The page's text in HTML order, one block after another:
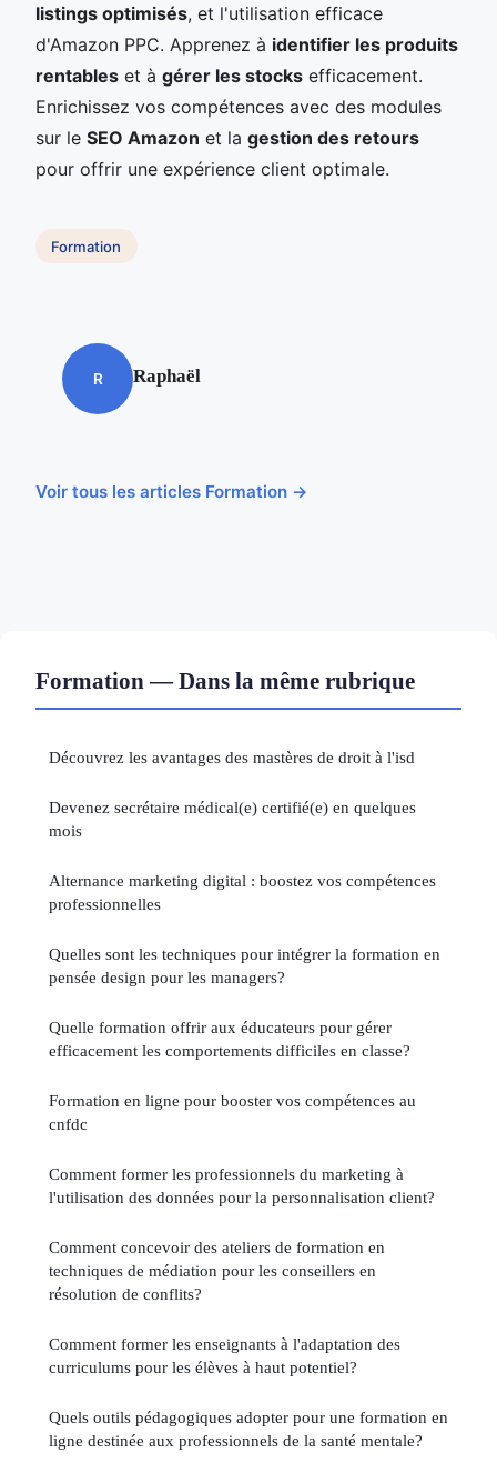
listings optimisés, et l'utilisation efficace
d'Amazon PPC. Apprenez à identifier les produits
rentables et à gérer les stocks efficacement.
Enrichissez vos compétences avec des modules
sur le SEO Amazon et la gestion des retours
pour offrir une expérience client optimale.
Formation
R Raphaël
Voir tous les articles Formation →
Formation — Dans la même rubrique
Découvrez les avantages des mastères de droit à l'isd
Devenez secrétaire médical(e) certifié(e) en quelques
mois
Alternance marketing digital : boostez vos compétences
professionnelles
Quelles sont les techniques pour intégrer la formation en
pensée design pour les managers?
Quelle formation offrir aux éducateurs pour gérer
efficacement les comportements difficiles en classe?
Formation en ligne pour booster vos compétences au
cnfdc
Comment former les professionnels du marketing à
l'utilisation des données pour la personnalisation client?
Comment concevoir des ateliers de formation en
techniques de médiation pour les conseillers en
résolution de conflits?
Comment former les enseignants à l'adaptation des
curriculums pour les élèves à haut potentiel?
Quels outils pédagogiques adopter pour une formation en
ligne destinée aux professionnels de la santé mentale?